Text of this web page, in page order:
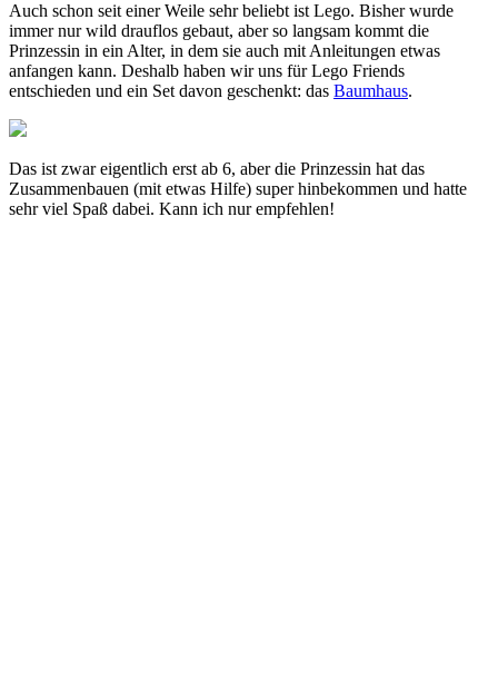
Auch schon seit einer Weile sehr beliebt ist Lego. Bisher wurde
immer nur wild drauflos gebaut, aber so langsam kommt die
Prinzessin in ein Alter, in dem sie auch mit Anleitungen etwas
anfangen kann. Deshalb haben wir uns für Lego Friends
entschieden und ein Set davon geschenkt: das Baumhaus.
Das ist zwar eigentlich erst ab 6, aber die Prinzessin hat das
Zusammenbauen (mit etwas Hilfe) super hinbekommen und hatte
sehr viel Spaß dabei. Kann ich nur empfehlen!